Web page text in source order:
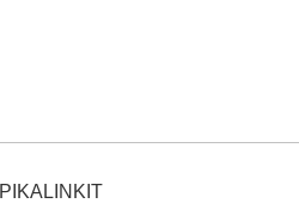
PIKALINKIT